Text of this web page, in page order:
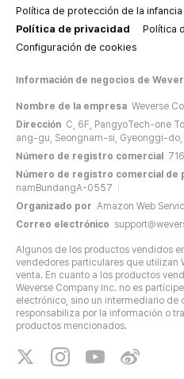
Política de protección de la infancia
Política de privacidad
Política
Configuración de cookies
Información de negocios de
Nombre de la empresa Weverse
Dirección C, 6F, PangyoTech-one
ang-gu, Seongnam-si, Gyeonggi-do,
Número de registro comercial
Número de registro comercial de
namBundangA-0557
Organizado por Amazon Web
Correo electrónico
Algunos de los productos vendidos
vendedores particulares que utilizan
venta. En cuanto a los productos
Weverse Company Inc. no es
electrónico, sino un intermediario de
responsabiliza por la información o
productos mencionados.